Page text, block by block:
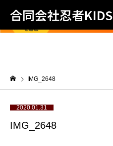
合同会社忍者KIDS
IMG_2648
2020.01.31
IMG_2648